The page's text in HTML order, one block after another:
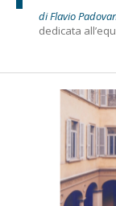
di Flavio
dedicata